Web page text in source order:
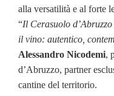
alla versatilità e al forte
“Il Cerasuolo
il vino: autentico,
Alessandro Nicodemi,
d’Abruzzo, partner
cantine del territorio.